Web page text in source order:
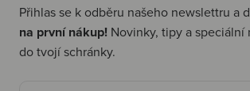
Přihlas se k odběru našeho newslettru a
na první nákup! Novinky, tipy a speciální
do tvojí schránky.